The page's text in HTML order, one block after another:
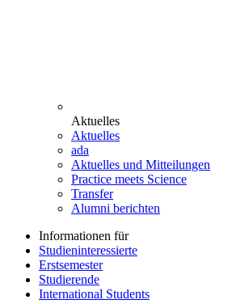
Aktuelles
Aktuelles
ada
Aktuelles und Mitteilungen
Practice meets Science
Transfer
Alumni berichten
Informationen für
Studieninteressierte
Erstsemester
Studierende
International Students